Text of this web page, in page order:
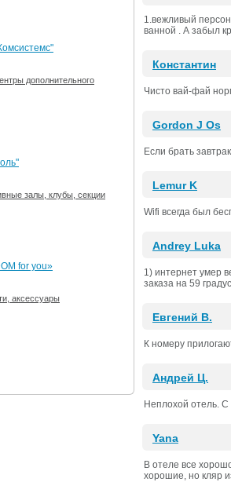
1.вежливый
ванной . А забыл
Константин
Чисто вай-фай
Gordon J Os
Если брать
Lemur K
Wifi всегда был
Andrey Luka
1) интернет умер
заказа на 59
Евгений В.
К номеру
Андрей Ц.
Неплохой отель. С
Yana
В отеле все
хорошие, но кляр
дополнительного
залы, клубы, секции
for you»
аксессуары